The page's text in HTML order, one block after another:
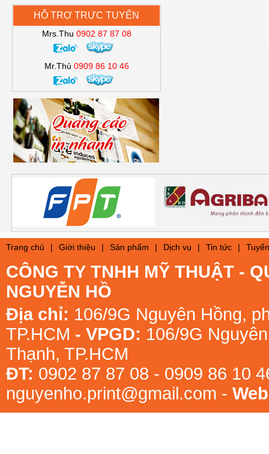
HỖ TRỢ TRỰC TUYẾN
Mrs.Thu 0902 87 87 08
Mr.Thủ 0909 86 10 46
Trang chủ | Giới thiệu | Sản phẩm | Dịch vụ | Tin tức |
CÔNG TY TNHH MỸ THUẬT -
NGUYỄN HỒ
Địa chỉ: 106/9G Nguyên Hồng,
TP.HCM - VPGD: 106/9G
Thạnh, TP.HCM
ĐT: 0902 87 87 08 - 0909 86 10
nguyenho.print@gmail.com -